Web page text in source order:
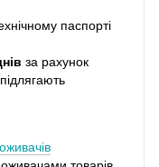
паспорті
за рахунок